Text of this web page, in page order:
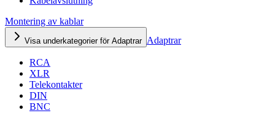
Montering av kablar
Visa underkategorier för Adaptrar Adaptrar
RCA
XLR
Telekontakter
DIN
BNC